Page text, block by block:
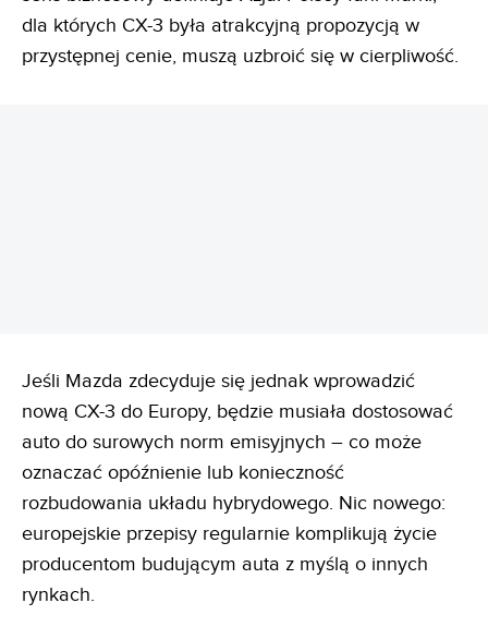
dla których CX-3 była atrakcyjną propozycją w
przystępnej cenie, muszą uzbroić się w cierpliwość.
Jeśli Mazda zdecyduje się jednak wprowadzić
nową CX-3 do Europy, będzie musiała dostosować
auto do surowych norm emisyjnych – co może
oznaczać opóźnienie lub konieczność
rozbudowania układu hybrydowego. Nic nowego:
europejskie przepisy regularnie komplikują życie
producentom budującym auta z myślą o innych
rynkach.